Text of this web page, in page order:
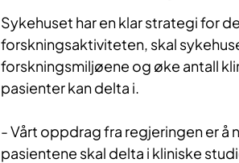
Sykehuset har en klar strategi for
forskningsaktiviteten, skal
forskningsmiljøene og øke antall
pasienter kan delta i.
- Vårt oppdrag fra regjeringen er å
pasientene skal delta i kliniske